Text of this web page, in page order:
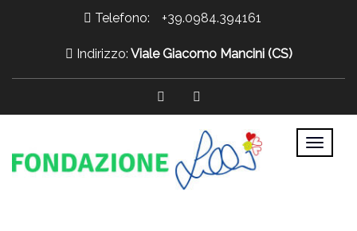
Telefono: +39.0984.394161
Indirizzo: Viale Giacomo Mancini (CS)